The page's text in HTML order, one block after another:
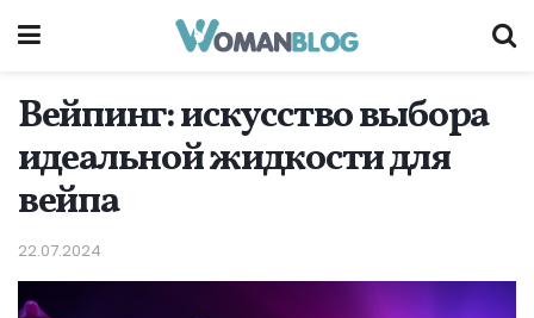
Вейпинг: искусство выбора
идеальной жидкости для
вейпа
22.07.2024